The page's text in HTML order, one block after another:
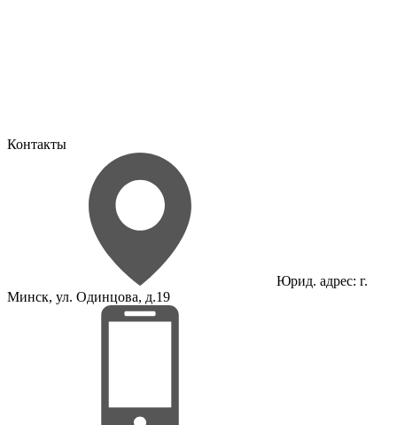
Контакты
Юрид. адрес: г.
Минск, ул. Одинцова, д.19